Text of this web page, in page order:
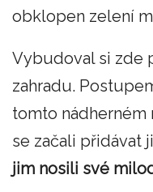
obklopen zelení
Vybudoval si zde
zahradu.
tomto nádherném
se začali přidávat
jim nosili své